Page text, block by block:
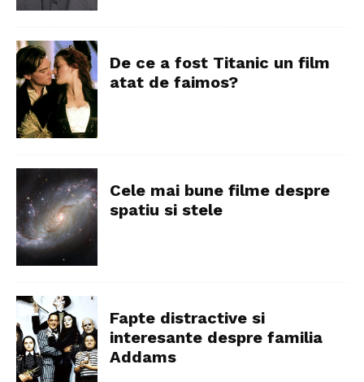
De ce a fost Titanic un film
atat de faimos?
Cele mai bune filme despre
spatiu si stele
Fapte distractive si
interesante despre familia
Addams